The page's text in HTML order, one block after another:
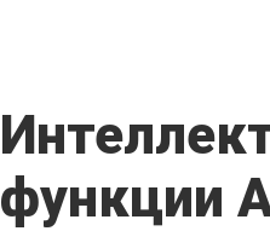
функции